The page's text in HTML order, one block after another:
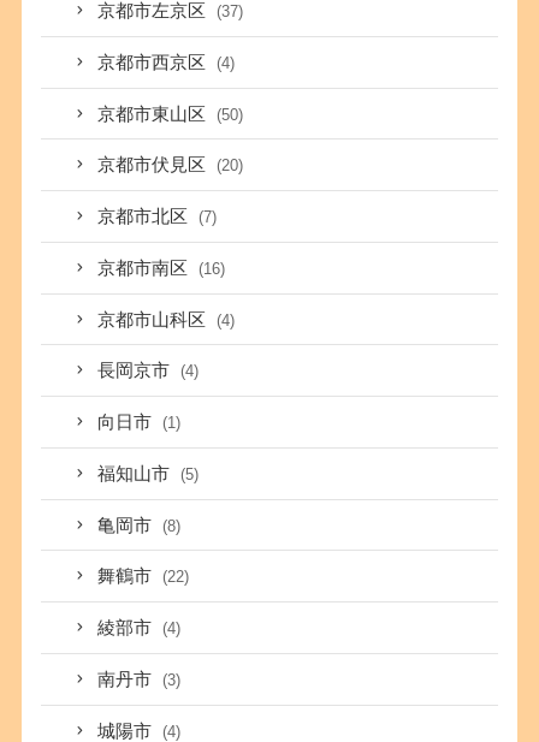
京都市左京区 (37)
京都市西京区 (4)
京都市東山区 (50)
京都市伏見区 (20)
京都市北区 (7)
京都市南区 (16)
京都市山科区 (4)
長岡京市 (4)
向日市 (1)
福知山市 (5)
亀岡市 (8)
舞鶴市 (22)
綾部市 (4)
南丹市 (3)
城陽市 (4)